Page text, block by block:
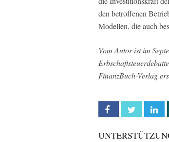
den betroffenen
Modellen, die auch
Vom Autor ist im
FinanzBuch-Verlag
Facebook Twitter